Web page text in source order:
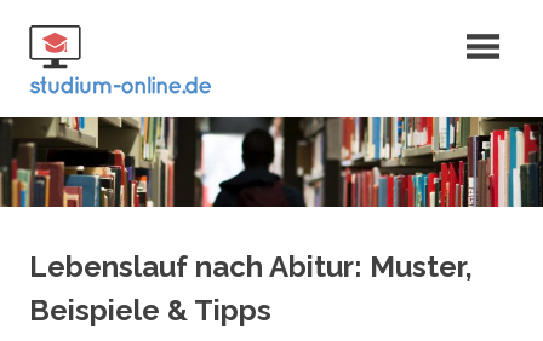
Inhalt
springen
Fernstudium
und Bachelor
Lebenslauf nach Abitur: Muster,
Beispiele & Tipps